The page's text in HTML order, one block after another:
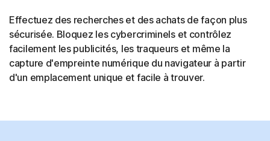
Effectuez des recherches et des achats de façon plus
sécurisée. Bloquez les cybercriminels et contrôlez
facilement les publicités, les traqueurs et même la
capture d'empreinte numérique du navigateur à partir
d'un emplacement unique et facile à trouver.